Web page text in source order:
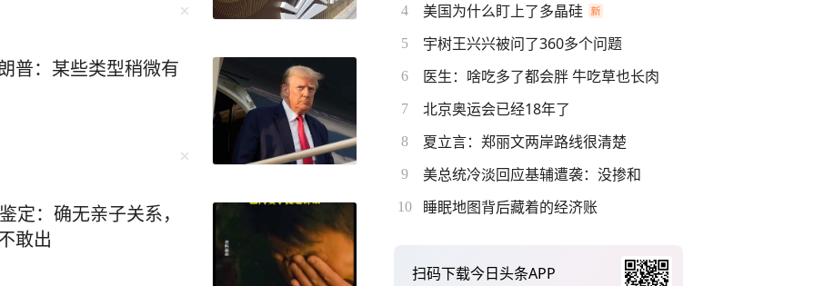
普：某些类型稍微有
定：确无亲子关系，
敢出
4 美国为什么盯上了多晶硅
5 宇树王兴兴被问了360多个问题
6 医生：啥吃多了都会胖 牛吃草也长肉
7 北京奥运会已经18年了
8 夏立言：郑丽文两岸路线很清楚
9 美总统冷淡回应基辅遭袭：没掺和
10 睡眠地图背后藏着的经济账
扫码下载今日头条APP